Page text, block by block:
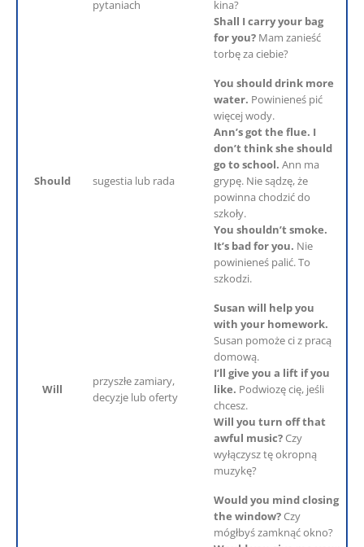
pytaniach
kina?
Shall I carry your bag
for you? Mam zanieść
torbę za ciebie?
Should sugestia lub rada
You should drink more
water. Powinieneś pić
więcej wody.
Ann’s got the flue. I
don’t think she should
go to school. Ann ma
grypę. Nie sądzę, że
powinna chodzić do
szkoły.
You shouldn’t smoke.
It’s bad for you. Nie
powinieneś palić. To
szkodzi.
Will
przyszłe zamiary,
decyzje lub oferty
Susan will help you
with your homework.
Susan pomoże ci z pracą
domową.
I’ll give you a lift if you
like. Podwiozę cię, jeśli
chcesz.
Will you turn off that
awful music?Czy
wyłączysz tę okropną
muzykę?
Would you mind closing
the window?Czy
mógłbyś zamknąć okno?